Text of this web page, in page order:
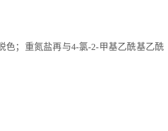
色；重氮盐再与4-氯-2-甲基乙酰基乙酰